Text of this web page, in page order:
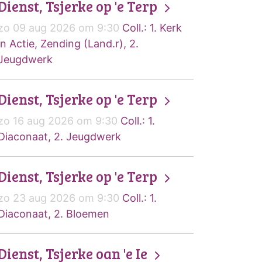
Tsjerke op 'e Terp
09 aug 2026 om 9:30 Coll.: 1. Kerk
Actie, Zending (Land.r), 2.
Tsjerke op 'e Terp
16 aug 2026 om 9:30 Coll.: 1.
2. Jeugdwerk
Tsjerke op 'e Terp
23 aug 2026 om 9:30 Coll.: 1.
2. Bloemen
Tsjerke oan 'e Ie